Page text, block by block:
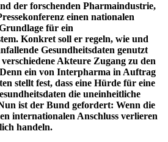
der forschenden Pharmaindustrie,
einen nationalen
für ein
Konkret soll er regeln, wie und
Gesundheitsdaten genutzt
Akteure Zugang zu den
ein von Interpharma in Auftrag
stellt fest, dass eine Hürde für eine
die uneinheitliche
ist der Bund gefordert: Wenn die
internationalen Anschluss verlieren
handeln.